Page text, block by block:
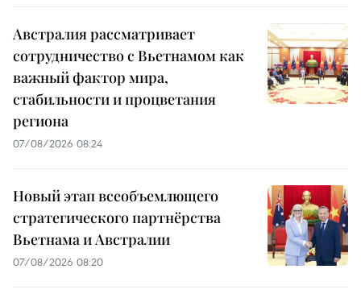
Австралия рассматривает
сотрудничество с Вьетнамом как
важный фактор мира,
стабильности и процветания
региона
07/08/2026 08:24
Новый этап всеобъемлющего
стратегического партнёрства
Вьетнама и Австралии
07/08/2026 08:20